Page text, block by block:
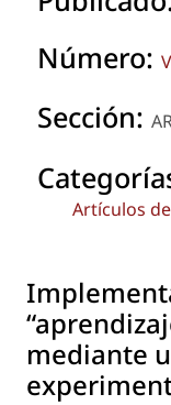
Número:
Sección:
Artículos
mediante